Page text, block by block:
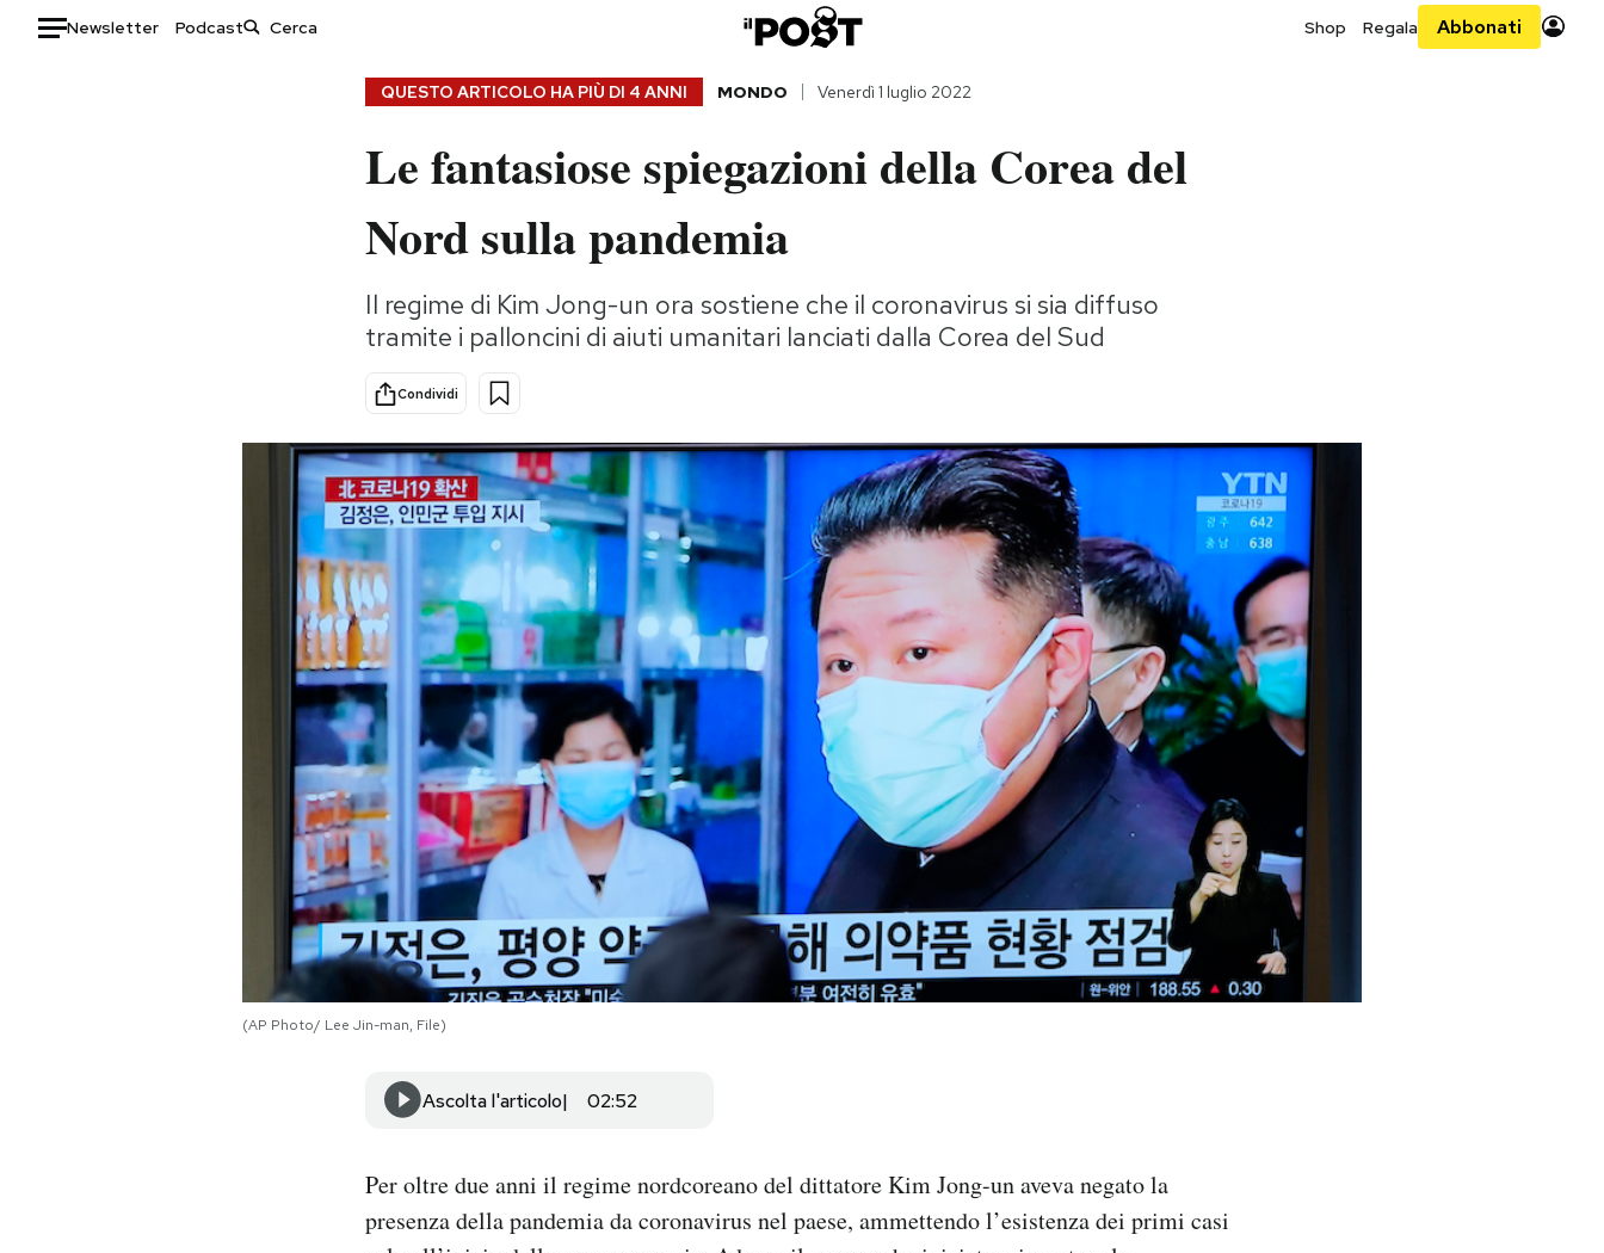
Newsletter Podcast Shop Regala Abbonati
Ok Boomer!
Altrecose
Mondiali calcio 2026
QUESTO ARTICOLO HA PIÙ DI 4 ANNI MONDO Venerdì 1 luglio 2022
Le fantasiose spiegazioni della Corea del
Nord sulla pandemia
Il regime di Kim Jong-un ora sostiene che il coronavirus si sia diffuso
tramite i palloncini di aiuti umanitari lanciati dalla Corea del Sud
Condividi
(AP Photo/ Lee Jin-man, File)
Ascolta l'articolo 02:52
Per oltre due anni il regime nordcoreano del dittatore Kim Jong-un aveva negato la
presenza della pandemia da coronavirus nel paese, ammettendo l’esistenza dei primi casi